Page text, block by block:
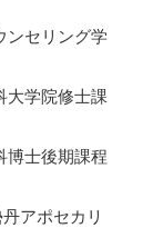
ンセリング学
大学院修士課
博士後期課程
アポセカリ